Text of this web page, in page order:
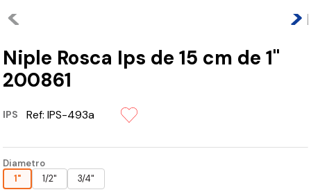
Niple Rosca Ips de 15 cm de 1"
200861
IPS Ref:IPS-493a
Diametro
1"
1/2" 3/4"